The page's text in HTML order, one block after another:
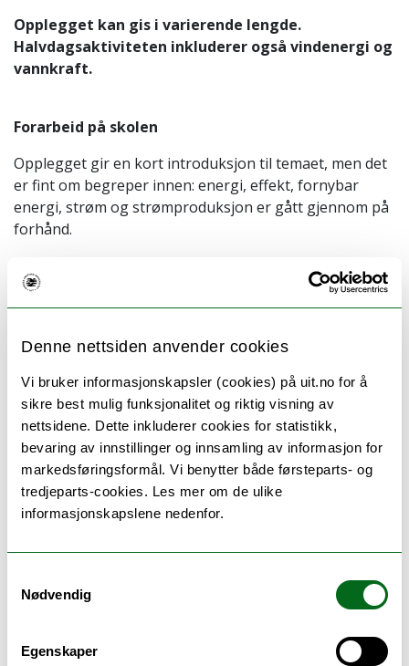
Denne nettsiden anvender cookies
Vi bruker informasjonskapsler (cookies) på uit.no for å
sikre best mulig funksjonalitet og riktig visning av
nettsidene. Dette inkluderer cookies for statistikk,
bevaring av innstillinger og innsamling av informasjon for
markedsføringsformål. Vi benytter både førsteparts- og
tredjeparts-cookies. Les mer om de ulike
informasjonskapslene nedenfor.
Nødvendig
Egenskaper
Opplegget kan gis i varierende lengde.
Halvdagsaktiviteten inkluderer også vindenergi og
vannkraft.
Forarbeid på skolen
Opplegget gir en kort introduksjon til temaet, men det
er fint om begreper innen: energi, effekt, fornybar
energi, strøm og strømproduksjon er gått gjennom på
forhånd.
kommer fra og hvordan vi henter ut energien og
hovedfokus på elektrisitetsproduksjon med sola som
energikilde. Deretter skal elevene gjøre egne forsøk
med solceller. Det er mulig å besøke Institutt for fysikk
og teknologi sitt solcelleanlegg, som er montert på
taket av Realfagsbygget.
Etterarbeid på skolen
Det vil bli utdelt et oppgavesett som elevene kan gjøre
skoletime. Her finnes både teoretiske og matematiske
oppgaver som baserer seg på foredrag og målinger